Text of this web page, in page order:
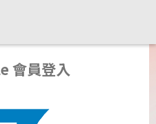
會員登入